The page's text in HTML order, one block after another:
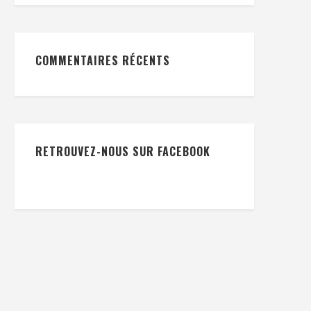
COMMENTAIRES RÉCENTS
RETROUVEZ-NOUS SUR FACEBOOK